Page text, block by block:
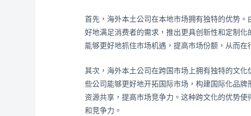
首先，海外本土公司在本地市场拥有独特的优势
好地满足消费者的需求，推出更具创新性和定制
能够更好地抓住市场机遇，提高市场份额，从而在
其次，海外本土公司在跨国市场上拥有独特的文
些公司能够更好地开拓国际市场，构建国际化品
资源共享，提高市场竞争力。这种跨文化的优势
和竞争力。